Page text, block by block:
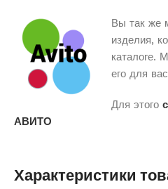
Вы так же
изделия,
каталоге.
его для
Для этого
АВИТО
Характеристики